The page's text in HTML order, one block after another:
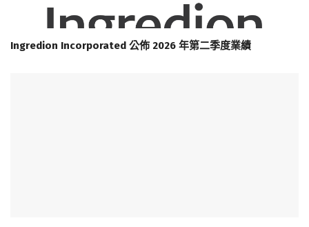
Ingredion Incorporated 公佈 2026 年第二季度業績